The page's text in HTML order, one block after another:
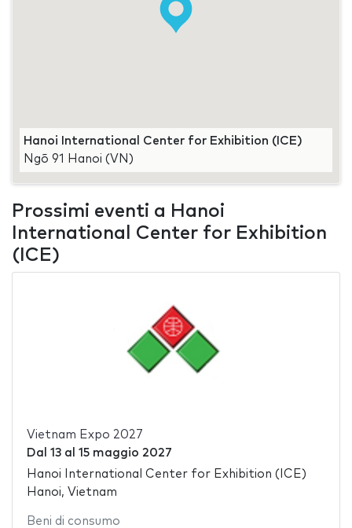
Hanoi International Center for Exhibition (ICE)
Ngõ 91 Hanoi (VN)
Prossimi eventi a Hanoi
International Center for Exhibition
(ICE)
Vietnam Expo 2027
Dal 13al 15 maggio 2027
Hanoi International Center for Exhibition (ICE)
Hanoi, Vietnam
Beni di consumo